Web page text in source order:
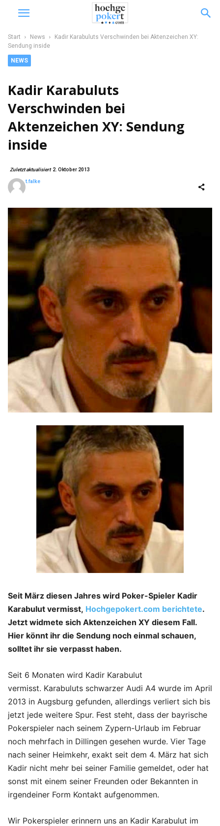
Start News
Kadir Karabuluts Verschwinden bei Aktenzeichen XY:
Sendung inside
NEWS
Kadir Karabuluts
Verschwinden bei
Aktenzeichen XY: Sendung
inside
Zuletzt aktualisiert 2. Oktober 2013
t.falke
Seit März diesen Jahres wird Poker-Spieler Kadir
Karabulut vermisst, Hochgepokert.com berichtete.
Jetzt widmete sich Aktenzeichen XY diesem Fall.
Hier könnt ihr die Sendung noch einmal schauen,
solltet ihr sie verpasst haben.
Seit 6 Monaten wird Kadir Karabulut
vermisst. Karabuluts schwarzer Audi A4 wurde im April
2013 in Augsburg gefunden, allerdings verliert sich bis
jetzt jede weitere Spur. Fest steht, dass der bayrische
Pokerspieler nach seinem Zypern-Urlaub im Februar
noch mehrfach in Dillingen gesehen wurde. Vier Tage
nach seiner Heimkehr, exakt seit dem 4. März hat sich
Kadir nicht mehr bei seiner Familie gemeldet, oder hat
sonst mit einem seiner Freunden oder Bekannten in
irgendeiner Form Kontakt aufgenommen.
Wir Pokerspieler erinnern uns an Kadir Karabulut im